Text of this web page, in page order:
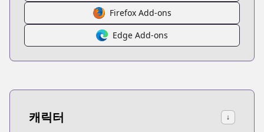
Firefox Add-ons
Edge Add-ons
캐릭터 ↓